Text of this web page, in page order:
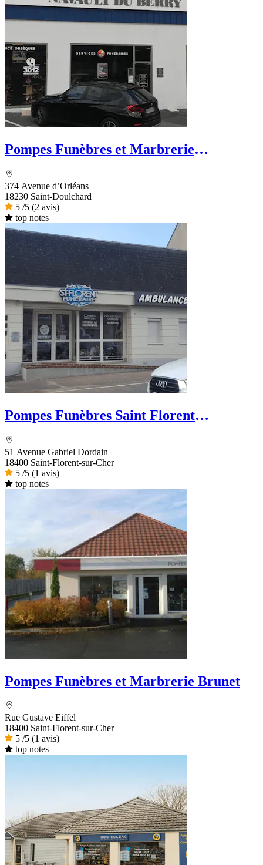
Pompes Funèbres et Marbrerie
374 Avenue d’Orléans
18230 Saint-Doulchard
5 /5 (2 avis)
top notes
Pompes Funèbres Saint Florent
51 Avenue Gabriel Dordain
18400 Saint-Florent-sur-Cher
5 /5 (1 avis)
top notes
Pompes Funèbres et Marbrerie Brunet
Rue Gustave Eiffel
18400 Saint-Florent-sur-Cher
5 /5 (1 avis)
top notes